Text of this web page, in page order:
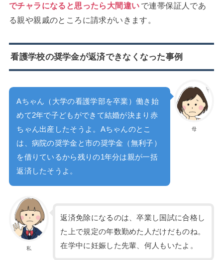
でチャラになると思ったら大間違い で連帯保証人であ
る親や親戚のところに請求がいきます。
看護学校の奨学金が返済できなくなった事例
母
Aちゃん（大学の看護学部を卒業）働き始
めて2年で子どもができて結婚が決まり赤
ちゃん出産したそうよ。Aちゃんのとこ
は、病院の奨学金と市の奨学金（無利子）
を借りているから残りの1年分は親が一括
返済したそうよ。
私
返済免除になるのは、卒業し国試に合格し
た上で規定の年数勤めた人だけだものね。
在学中に妊娠した先輩、何人もいたよ。